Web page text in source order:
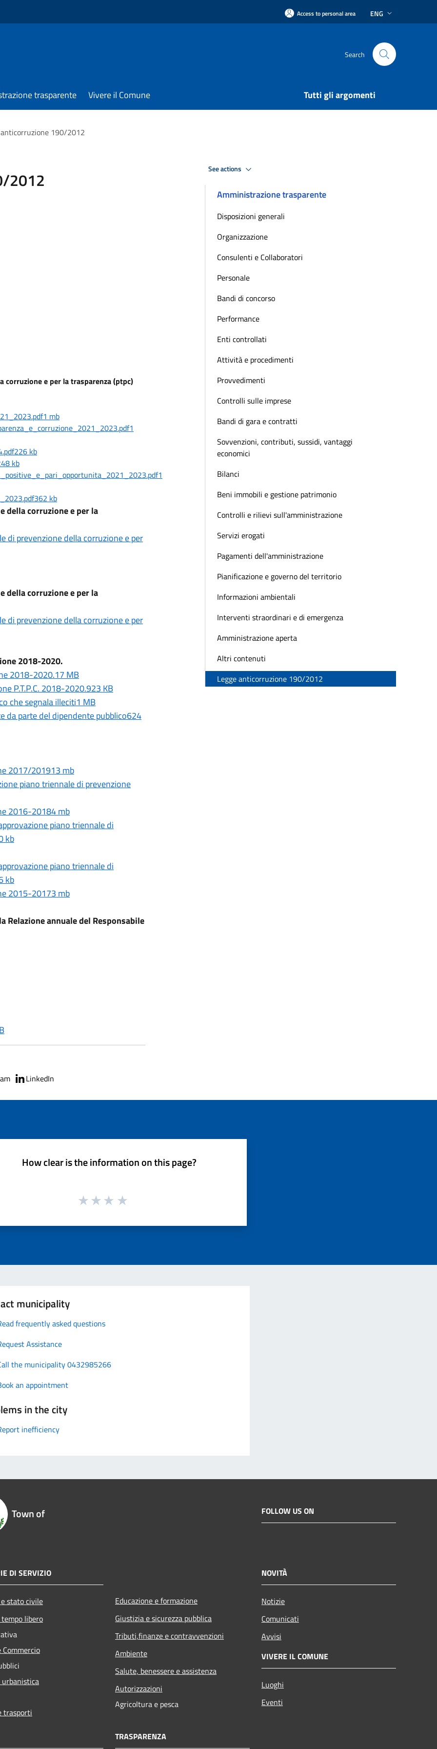
Access to personal area ENG
Search
trasparente Vivere il Comune Tutti gli argomenti
190/2012
2012
corruzione e per la trasparenza (ptpc)
mb
kb
kb
kb
della corruzione e per la
di prevenzione della corruzione e per
della corruzione e per la
di prevenzione della corruzione e per
2018-2020.
2018-2020.17 MB
P.T.P.C. 2018-2020.923 KB
che segnala illeciti1 MB
da parte del dipendente pubblico624
2017/201913 mb
piano triennale di prevenzione
2016-20184 mb
piano triennale di
kb
piano triennale di
kb
2015-20173 mb
Relazione annuale del Responsabile
LinkedIn
See actions
Amministrazione trasparente
Disposizioni generali
Organizzazione
Consulenti e Collaboratori
Personale
Bandi di concorso
Performance
Enti controllati
Attività e procedimenti
Provvedimenti
Controlli sulle imprese
Bandi di gara e contratti
Sovvenzioni, contributi, sussidi, vantaggi
economici
Bilanci
Beni immobili e gestione patrimonio
Controlli e rilievi sull'amministrazione
Servizi erogati
Pagamenti dell'amministrazione
Pianificazione e governo del territorio
Informazioni ambientali
Interventi straordinari e di emergenza
Amministrazione aperta
Altri contenuti
Legge anticorruzione 190/2012
How clear is the information on this page?
municipality
frequently asked questions
Assistance
the municipality 0432985266
an appointment
in the city
inefficiency
Town of FOLLOW US ON
DI SERVIZIO
stato civile
libero
Commercio
urbanistica
trasporti
Educazione e formazione
Giustizia e sicurezza pubblica
Tributi,finanze e contravvenzioni
Ambiente
Salute, benessere e assistenza
Autorizzazioni
Agricoltura e pesca
NOVITÀ
Notizie
Comunicati
Avvisi
VIVERE IL COMUNE
Luoghi
Eventi
TRASPARENZA